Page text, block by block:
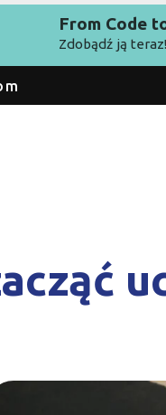
From Code
Zdobądź ją teraz!